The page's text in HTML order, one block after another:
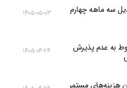
سه ماهه چهارم
۱۴۰۵-۰۵-۰۳
به عدم پذیرش
۱۴۰۵-۰۴-۲۴
هزینه‌های مستمر